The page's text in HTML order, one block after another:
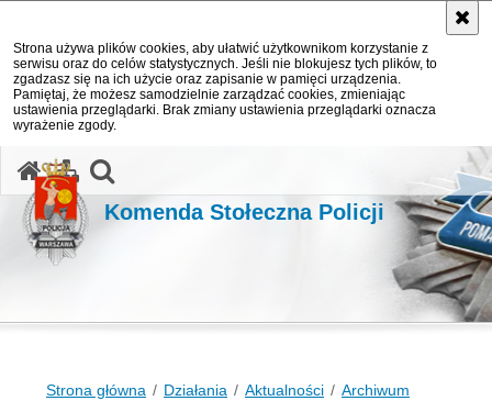
Strona używa plików cookies, aby ułatwić użytkownikom korzystanie z
serwisu oraz do celów statystycznych. Jeśli nie blokujesz tych plików, to
zgadzasz się na ich użycie oraz zapisanie w pamięci urządzenia.
Pamiętaj, że możesz samodzielnie zarządzać cookies, zmieniając
ustawienia przeglądarki. Brak zmiany ustawienia przeglądarki oznacza
wyrażenie zgody.
Komenda Stołeczna Policji
Strona główna Działania Aktualności Archiwum